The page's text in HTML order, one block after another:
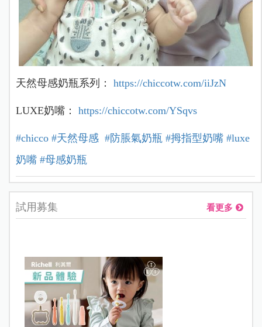
天然母感奶瓶系列： https://chiccotw.com/iiJzN
LUXE奶嘴： https://chiccotw.com/YSqvs
#chicco #天然母感 #防脹氣奶瓶 #拇指型奶嘴 #luxe
奶嘴 #母感奶瓶
試用募集 看更多